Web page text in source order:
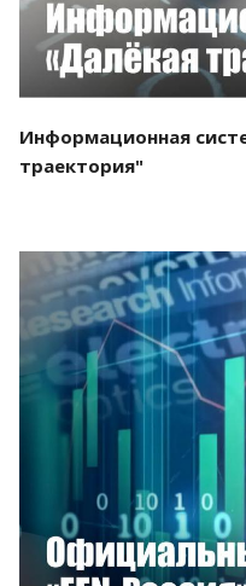
Информационная
траектория"